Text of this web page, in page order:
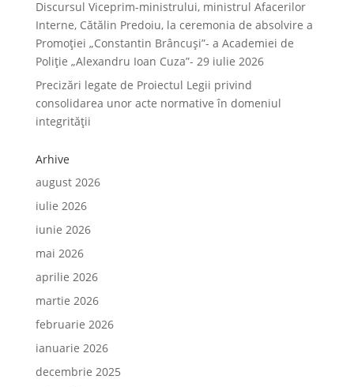
Discursul Viceprim-ministrului, ministrul Afacerilor
Interne, Cătălin Predoiu, la ceremonia de absolvire a
Promoției „Constantin Brâncuși”- a Academiei de
Poliție „Alexandru Ioan Cuza”- 29 iulie 2026
Precizări legate de Proiectul Legii privind
consolidarea unor acte normative în domeniul
integrității
Arhive
august 2026
iulie 2026
iunie 2026
mai 2026
aprilie 2026
martie 2026
februarie 2026
ianuarie 2026
decembrie 2025